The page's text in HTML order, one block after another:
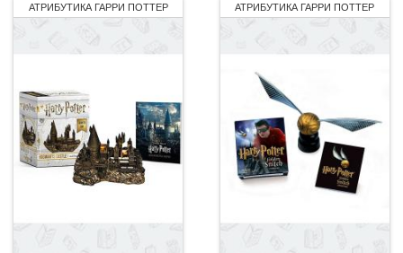
АТРИБУТИКА ГАРРИ ПОТТЕР АТРИБУТИКА ГАРРИ ПОТТЕР